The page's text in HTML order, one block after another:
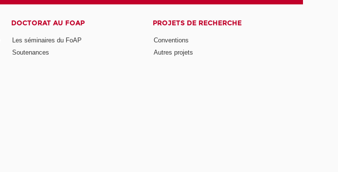
DOCTORAT AU FOAP
Les séminaires du FoAP
Soutenances
PROJETS DE RECHERCHE
Conventions
Autres projets